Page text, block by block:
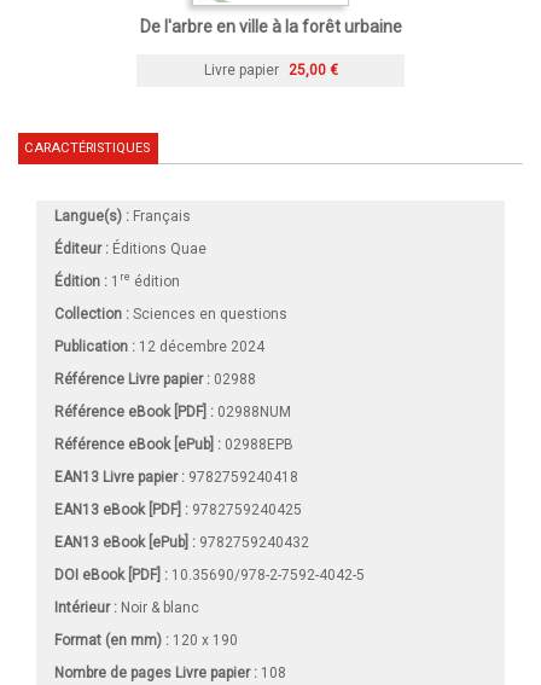
De l'arbre en ville à la forêt urbaine
Livre papier 25,00 €
CARACTÉRISTIQUES
Langue(s) : Français
Éditeur : Éditions Quae
Édition : 1 re édition
Collection : Sciences en questions
Publication : 12 décembre 2024
Référence Livre papier : 02988
Référence eBook [PDF] : 02988NUM
Référence eBook [ePub] : 02988EPB
EAN13 Livre papier : 9782759240418
EAN13 eBook [PDF] : 9782759240425
EAN13 eBook [ePub] : 9782759240432
DOI eBook [PDF] : 10.35690/978-2-7592-4042-5
Intérieur : Noir & blanc
Format (en mm) : 120 x 190
Nombre de pages Livre papier: 108